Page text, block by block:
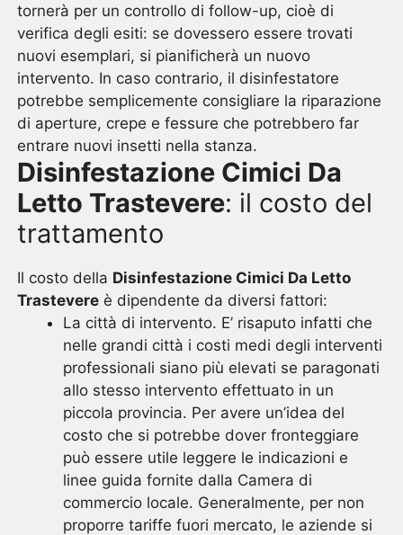
tornerà per un controllo di follow-up, cioè di
verifica degli esiti: se dovessero essere trovati
nuovi esemplari, si pianificherà un nuovo
intervento. In caso contrario, il disinfestatore
potrebbe semplicemente consigliare la riparazione
di aperture, crepe e fessure che potrebbero far
entrare nuovi insetti nella stanza.
Disinfestazione Cimici Da
Letto Trastevere: il costo del
trattamento
Il costo della Disinfestazione Cimici Da Letto
Trastevere è dipendente da diversi fattori:
La città di intervento. E’ risaputo infatti che
nelle grandi città i costi medi degli interventi
professionali siano più elevati se paragonati
allo stesso intervento effettuato in un
piccola provincia. Per avere un’idea del
costo che si potrebbe dover fronteggiare
può essere utile leggere le indicazioni e
linee guida fornite dalla Camera di
commercio locale. Generalmente, per non
proporre tariffe fuori mercato, le aziende si